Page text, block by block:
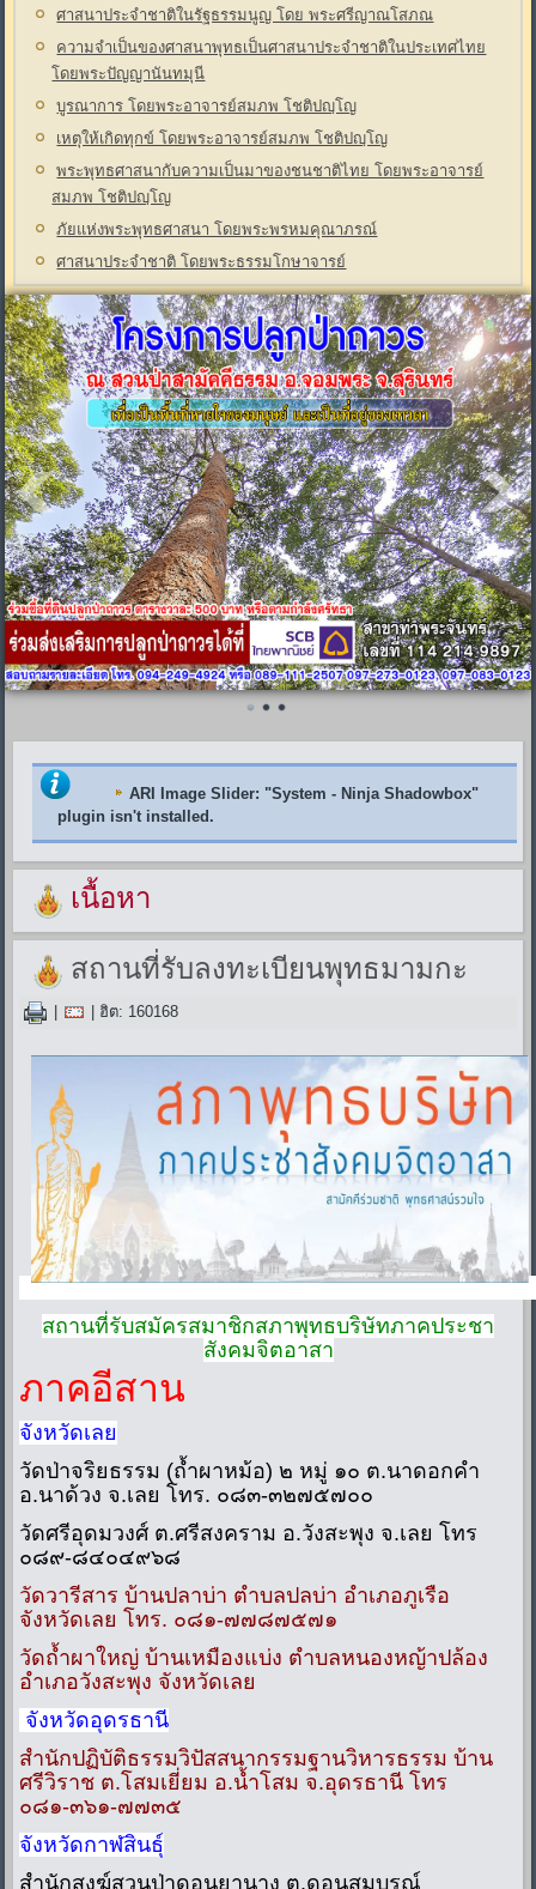
ศาสนาประจำชาติในรัฐธรรมนูญ โดย พระศรีญาณโสภณ
ความจำเป็นของศาสนาพุทธเป็นศาสนาประจำชาติในประเทศไทย
โดยพระปัญญานันทมุนี
บูรณาการ โดยพระอาจารย์สมภพ โชติปญฺโญ
เหตุให้เกิดทุกข์ โดยพระอาจารย์สมภพ โชติปญฺโญ
พระพุทธศาสนากับความเป็นมาของชนชาติไทย โดยพระอาจารย์
สมภพ โชติปญฺโญ
ภัยแห่งพระพุทธศาสนา โดยพระพรหมคุณาภรณ์
ศาสนาประจำชาติ โดยพระธรรมโกษาจารย์
ARI Image Slider: "System - Ninja Shadowbox"
plugin isn't installed.
เนื้อหา
สถานที่รับลงทะเบียนพุทธมามกะ
| | ฮิต: 160168
สถานที่รับสมัครสมาชิกสภาพุทธบริษัทภาคประชา
สังคมจิตอาสา
ภาคอีสาน
จังหวัดเลย
วัดป่าจริยธรรม (ถ้ำผาหม้อ) ๒ หมู่ ๑๐ ต.นาดอกคำ
อ.นาด้วง จ.เลย โทร. ๐๘๓-๓๒๗๕๗๐๐
วัดศรีอุดมวงศ์ ต.ศรีสงคราม อ.วังสะพุง จ.เลย โทร
๐๘๙-๘๔๐๔๙๖๘
วัดวารีสาร บ้านปลาบ่า ตำบลปลบ่า อำเภอภูเรือ
จังหวัดเลย โทร. ๐๘๑-๗๗๘๗๕๗๑
วัดถ้ำผาใหญ่ บ้านเหมืองแบ่ง ตำบลหนองหญ้าปล้อง
อำเภอวังสะพุง จังหวัดเลย
จังหวัดอุดรธานี
สำนักปฏิบัติธรรมวิปัสสนากรรมฐานวิหารธรรม บ้าน
ศรีวิราช ต.โสมเยี่ยม อ.น้ำโสม จ.อุดรธานี โทร
๐๘๑-๓๖๑-๗๗๓๕
จังหวัดกาฬสินธุ์
สำนักสงฆ์สวนป่าดอนยานาง ต.ดอนสมบูรณ์